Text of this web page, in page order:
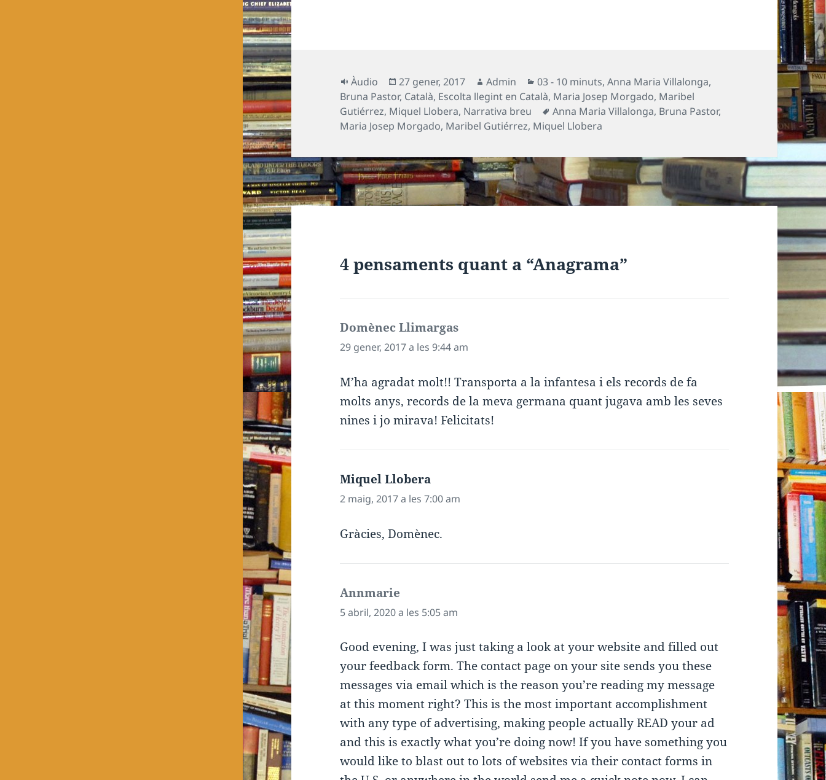
Format
Àudio
Publicat
el
27 gener, 2017 Autor
Admin Categories
03 - 10 minuts,Anna Maria Villalonga,
Bruna Pastor, Català, Escolta llegint en Català, Maria Josep Morgado, Maribel
Gutiérrez, Miquel Llobera, Narrativa breu Etiquetes
Anna Maria Villalonga, Bruna Pastor,
Maria Josep Morgado, Maribel Gutiérrez, Miquel Llobera
4 pensaments quant a “Anagrama”
Domènec Llimargas
dit:
29 gener, 2017 a les 9:44 am
M’ha agradat molt!! Transporta a la infantesa i els records de fa
molts anys, records de la meva germana quant jugava amb les seves
nines i jo mirava! Felicitats!
Miquel Llobera
dit:
2 maig, 2017 a les 7:00 am
Gràcies, Domènec.
Annmarie
dit:
5 abril, 2020 a les 5:05 am
Good evening, I was just taking a look at your website and filled out
your feedback form. The contact page on your site sends you these
messages via email which is the reason you’re reading my message
at this moment right? This is the most important accomplishment
with any type of advertising, making people actually READ your ad
and this is exactly what you’re doing now! If you have something you
would like to blast out to lots of websites via their contact forms in